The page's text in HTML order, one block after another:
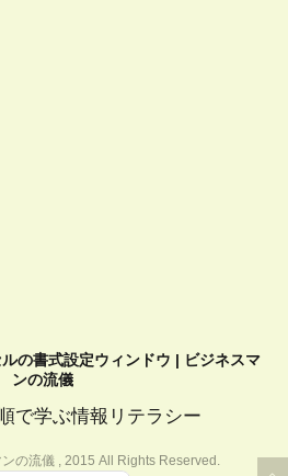
の書式設定ウィンドウ | ビジネスマ
ンの流儀
で学ぶ情報リテラシー
の流儀 , 2015 All Rights Reserved.